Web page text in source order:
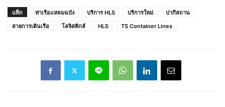
แท็ก ท่าเรือแหลมฉบัง บริการ HLS บริการใหม่
ปากีสถาน
สายการเดินเรือ
โลจิสติกส์ HLS TS Container Lines